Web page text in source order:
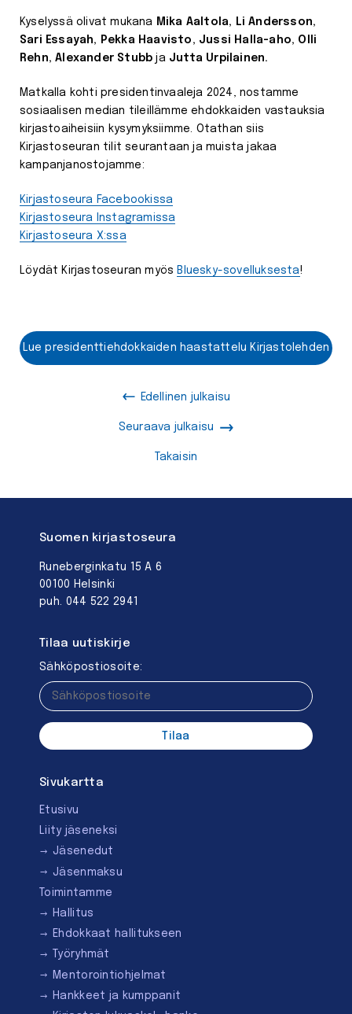
Kyselyssä olivat mukana
Mika Aaltola, Li Andersson,
Sari Essayah, Pekka Haavisto, Jussi Halla-aho, Olli
Rehn, Alexander Stubbja Jutta Urpilainen.
Matkalla kohti presidentinvaaleja 2024, nostamme
sosiaalisen median tileillämme ehdokkaiden vastauksia
kirjastoaiheisiin kysymyksiimme. Otathan siis
Kirjastoseuran tilit seurantaan ja muista jakaa
kampanjanostojamme:
Kirjastoseura Facebookissa
Kirjastoseura Instagramissa
Kirjastoseura X:ssa
Löydät Kirjastoseuran myös Bluesky-sovelluksesta!
Lue presidenttiehdokkaiden haastattelu Kirjastolehden
Edellinen julkaisu
Takaisin
Seuraava julkaisu
Suomen kirjastoseura
Runeberginkatu 15 A 6
00100 Helsinki
puh. 044 522 2941
Tilaa uutiskirje
Sähköpostiosoite:
Sivukartta
Etusivu
Liity jäseneksi
Jäsenedut
Jäsenmaksu
Toimintamme
Hallitus
Ehdokkaat hallitukseen
Työryhmät
Mentorointi­ohjelmat
Hankkeet ja kumppanit